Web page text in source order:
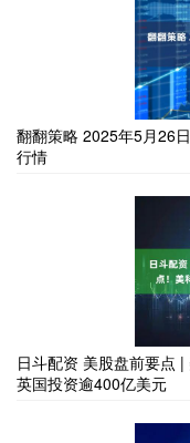
翻翻策略 2025年5月26
行情
日斗配资 美股盘前要点
英国投资逾400亿美元